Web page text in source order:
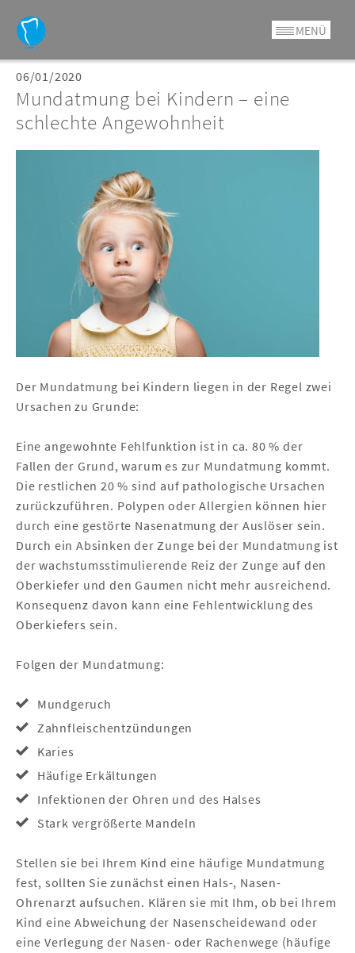
content
MENÜ
06/01/2020
Mundatmung bei Kindern – eine
schlechte Angewohnheit
Der Mundatmung bei Kindern liegen in der Regel zwei
Ursachen zu Grunde:
Eine angewohnte Fehlfunktion ist in ca. 80 % der
Fallen der Grund, warum es zur Mundatmung kommt.
Die restlichen 20 % sind auf pathologische Ursachen
zurückzuführen. Polypen oder Allergien können hier
durch eine gestörte Nasenatmung der Auslöser sein.
Durch ein Absinken der Zunge bei der Mundatmung ist
der wachstumsstimulierende Reiz der Zunge auf den
Oberkiefer und den Gaumen nicht mehr ausreichend.
Konsequenz davon kann eine Fehlentwicklung des
Oberkiefers sein.
Folgen der Mundatmung:
Mundgeruch
Zahnfleischentzündungen
Karies
Häufige Erkältungen
Infektionen der Ohren und des Halses
Stark vergrößerte Mandeln
Stellen sie bei Ihrem Kind eine häufige Mundatmung
fest, sollten Sie zunächst einen Hals-, Nasen-
Ohrenarzt aufsuchen. Klären sie mit Ihm, ob bei Ihrem
Kind eine Abweichung der Nasenscheidewand oder
eine Verlegung der Nasen- oder Rachenwege (häufige